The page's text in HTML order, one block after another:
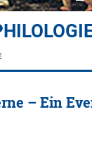
– Ein